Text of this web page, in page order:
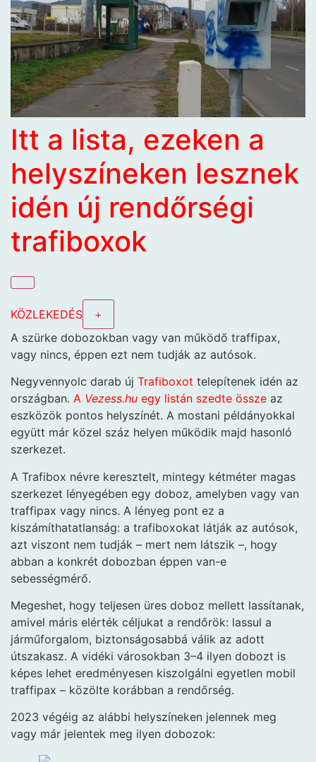
Itt a lista, ezeken a
helyszíneken lesznek
idén új rendőrségi
trafiboxok
KÖZLEKEDÉS
+
A szürke dobozokban vagy van működő traffipax,
vagy nincs, éppen ezt nem tudják az autósok.
Negyvennyolc darab új Trafiboxot telepítenek idén az
országban. A Vezess.hu egy listán szedte össze az
eszközök pontos helyszínét. A mostani példányokkal
együtt már közel száz helyen működik majd hasonló
szerkezet.
A Trafibox névre keresztelt, mintegy kétméter magas
szerkezet lényegében egy doboz, amelyben vagy van
traffipax vagy nincs. A lényeg pont ez a
kiszámíthatatlanság: a trafiboxokat látják az autósok,
azt viszont nem tudják – mert nem látszik –, hogy
abban a konkrét dobozban éppen van-e
sebességmérő.
Megeshet, hogy teljesen üres doboz mellett lassítanak,
amivel máris elérték céljukat a rendőrök: lassul a
járműforgalom, biztonságosabbá válik az adott
útszakasz. A vidéki városokban 3–4 ilyen dobozt is
képes lehet eredményesen kiszolgálni egyetlen mobil
traffipax – közölte korábban a rendőrség.
2023 végéig az alábbi helyszíneken jelennek meg
vagy már jelentek meg ilyen dobozok: